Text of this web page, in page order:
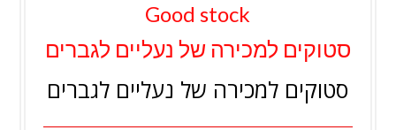
Good stock
סטוקים למכירה של נעליים לגברים
סטוקים למכירה של נעליים לגברים